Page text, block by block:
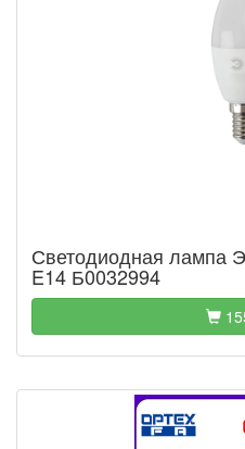
Светодиодная лампа
E14 Б0032994